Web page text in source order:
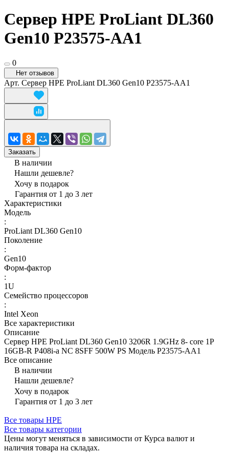
Сервер HPE ProLiant DL360
Gen10 P23575-AA1
0
Нет отзывов
Арт. Сервер HPE ProLiant DL360 Gen10 P23575-AA1
Заказать
В наличии
Нашли дешевле?
Хочу в подарок
Гарантия от 1 до 3 лет
Характеристики
Модель
:
ProLiant DL360 Gen10
Поколение
:
Gen10
Форм-фактор
:
1U
Семейство процессоров
:
Intel Xeon
Все характеристики
Описание
Сервер HPE ProLiant DL360 Gen10 3206R 1.9GHz 8- core 1P
16GB-R P408i-a NC 8SFF 500W PS Модель P23575-AA1
Все описание
В наличии
Нашли дешевле?
Хочу в подарок
Гарантия от 1 до 3 лет
Все товары HPE
Все товары категории
Цены могут меняться в зависимости от Курса валют и
наличия товара на складах.